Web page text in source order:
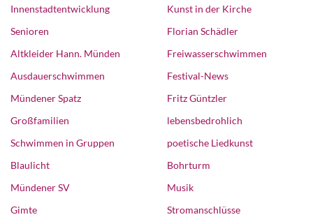
Innenstadtentwicklung
Senioren
Altkleider Hann. Münden
Ausdauerschwimmen
Mündener Spatz
Großfamilien
Schwimmen in Gruppen
Kunst in der Kirche
Florian Schädler
Freiwasserschwimmen
Festival-News
Fritz Güntzler
lebensbedrohlich
poetische Liedkunst
Blaulicht
Mündener SV
Gimte
Bohrturm
Musik
Stromanschlüsse